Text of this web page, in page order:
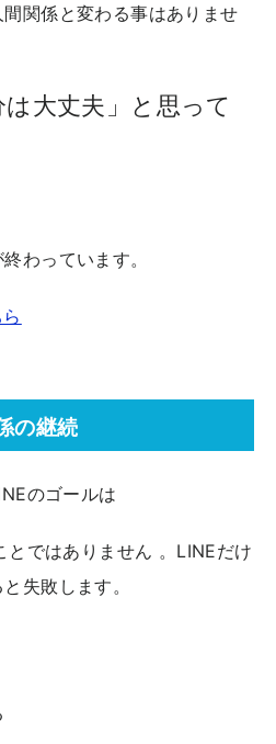
関係と変わる事はありませ
大丈夫」と思って
わっています。
の継続
のゴールは
とではありません 。LINEだけ
失敗します。